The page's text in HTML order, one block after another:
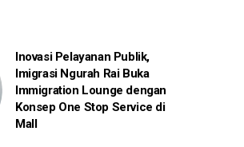
Inovasi Pelayanan Publik,
Imigrasi Ngurah Rai Buka
Immigration Lounge dengan
Konsep One Stop Service di
Mall